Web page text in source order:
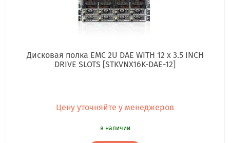
Дисковая полка EMC 2U DAE WITH 12 x 3.5 INCH
DRIVE SLOTS [STKVNX16K-DAE-12]
Цену уточняйте у менеджеров
в наличии